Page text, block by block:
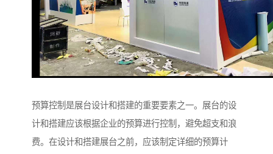
预算控制是展台设计和搭建的重要要素之一。展台的设
计和搭建应该根据企业的预算进行控制，避免超支和浪
费。在设计和搭建展台之前，应该制定详细的预算计